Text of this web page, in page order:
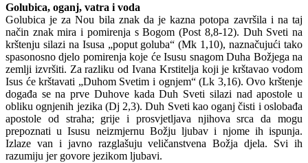
Golubica, oganj, vatra i voda
Golubica je za Nou bila znak da je kazna potopa završila i na taj
način znak mira i pomirenja s Bogom (Post 8,8-12). Duh Sveti na
krštenju silazi na Isusa „poput goluba“ (Mk 1,10), naznačujući tako
spasonosno djelo pomirenja koje će Isusu snagom Duha Božjega na
zemlji izvršiti. Za razliku od Ivana Krstitelja koji je krštavao vodom
Isus će krštavati „Duhom Svetim i ognjem“ (Lk 3,16). Ovo krštenje
događa se na prve Duhove kada Duh Sveti silazi nad apostole u
obliku ognjenih jezika (Dj 2,3). Duh Sveti kao oganj čisti i oslobađa
apostole od straha; grije i prosvjetljava njihova srca da mogu
prepoznati u Isusu neizmjernu Božju ljubav i njome ih ispunja.
Izlaze van i javno razglašuju veličanstvena Božja djela. Svi ih
razumiju jer govore jezikom ljubavi.